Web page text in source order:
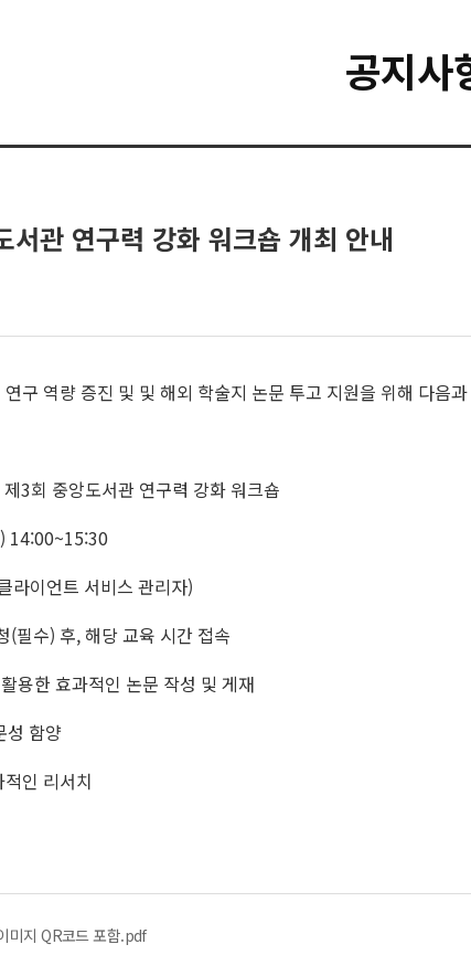
공지사
관 연구력 강화 워크숍 개최 안내
구 역량 증진 및 및 해외 학술지 논문 투고 지원을 위해 다음
3회 중앙도서관 연구력 강화 워크숍
14:00~15:30
라이언트 서비스 관리자)
(필수) 후, 해당 교육 시간 접속
용한 효과적인 논문 작성 및 게재
성 함양
인 리서치
미지 QR코드 포함.pdf